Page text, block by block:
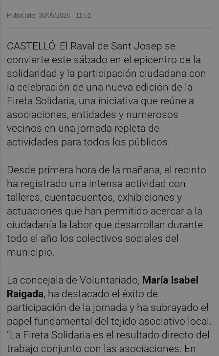
Publicado: 30/05/2026 · 11:51
CASTELLÓ. El Raval de Sant Josep se
convierte este sábado en el epicentro de la
solidaridad y la participación ciudadana con
la celebración de una nueva edición de la
Fireta Solidaria, una iniciativa que reúne a
asociaciones, entidades y numerosos
vecinos en una jornada repleta de
actividades para todos los públicos.
Desde primera hora de la mañana, el recinto
ha registrado una intensa actividad con
talleres, cuentacuentos, exhibiciones y
actuaciones que han permitido acercar a la
ciudadanía la labor que desarrollan durante
todo el año los colectivos sociales del
municipio.
La concejala de Voluntariado, María Isabel
Raigada, ha destacado el éxito de
participación de la jornada y ha subrayado el
papel fundamental del tejido asociativo local.
“La Fireta Solidaria es el resultado directo del
trabajo conjunto con las asociaciones. En